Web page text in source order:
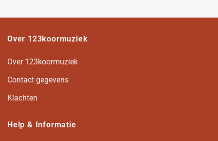
Over 123koormuziek
Over 123koormuziek
Contact gegevens
Klachten
Help & Informatie